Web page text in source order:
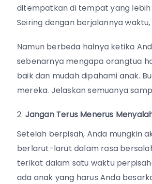
ditempatkan di tempat yang lebih
Seiring dengan berjalannya
Namun berbeda halnya ketika
sebenarnya mengapa orangtua
baik dan mudah dipahami anak.
mereka. Jelaskan semuanya
Jangan Terus Menerus
Setelah berpisah, Anda mungkin
berlarut-larut dalam rasa
terikat dalam satu waktu
ada anak yang harus Anda